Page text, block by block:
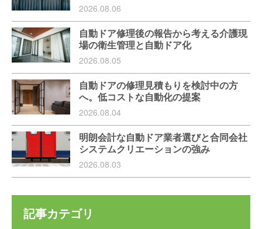
2026.08.06
自動ドア修理後の報告から考える介護現
場の衛生管理と自動ドア化
2026.08.05
自動ドアの修理見積もりを検討中の方
へ。低コストな自動化の提案
2026.08.04
明朗会計な自動ドア業者選びと合同会社
システムクリエーションの強み
2026.08.03
記事カテゴリ